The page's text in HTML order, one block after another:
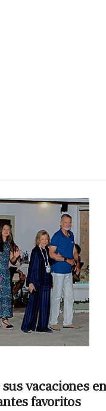
vacaciones en
favoritos